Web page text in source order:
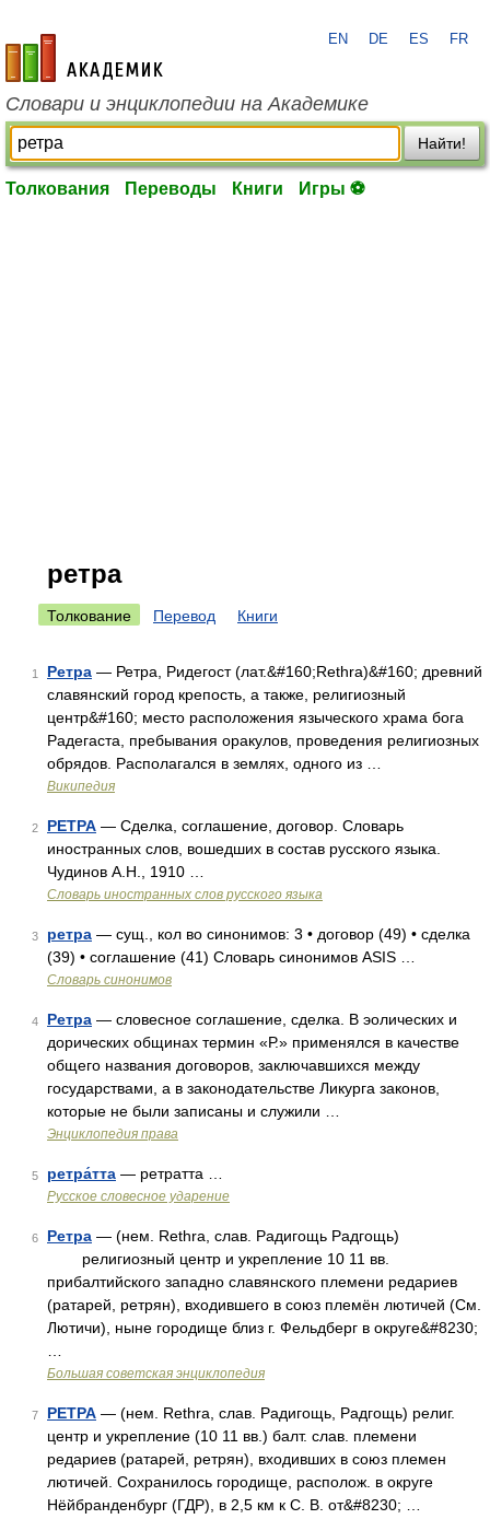
academic.ru
EN DE ES FR
Словари и энциклопедии на Академике
Найти!
Толкования Переводы Книги Игры ⚽
ретра
Толкование Перевод Книги
1 Ретра — Ретра, Ридегост (лат.&#160;Rethra)&#160; древний
славянский город крепость, а также, религиозный
центр&#160; место расположения языческого храма бога
Радегаста, пребывания оракулов, проведения религиозных
обрядов. Располагался в землях, одного из …
Википедия
2 РЕТРА — Сделка, соглашение, договор. Словарь
иностранных слов, вошедших в состав русского языка.
Чудинов А.Н., 1910 …
Словарь иностранных слов русского языка
3 ретра — сущ., кол во синонимов: 3 • договор (49) • сделка
(39) • соглашение (41) Словарь синонимов ASIS …
Словарь синонимов
4 Ретра — словесное соглашение, сделка. В эолических и
дорических общинах термин «Р.» применялся в качестве
общего названия договоров, заключавшихся между
государствами, а в законодательстве Ликурга законов,
которые не были записаны и служили …
Энциклопедия права
5 ретра́тта — ретратта …
Русское словесное ударение
6 Ретра — (нем. Rethra, слав. Радигощь Радгощь)
религиозный центр и укрепление 10 11 вв.
прибалтийского западно славянского племени редариев
(ратарей, ретрян), входившего в союз племён лютичей (См.
Лютичи), ныне городище близ г. Фельдберг в округе&#8230;
Большая советская энциклопедия
7 РЕТРА — (нем. Rethra, слав. Радигощь, Радгощь) религ.
центр и укрепление (10 11 вв.) балт. слав. племени
редариев (ратарей, ретрян), входивших в союз племен
лютичей. Сохранилось городище, располож. в округе
Нёйбранденбург (ГДР), в 2,5 км к С. В. от&#8230; …